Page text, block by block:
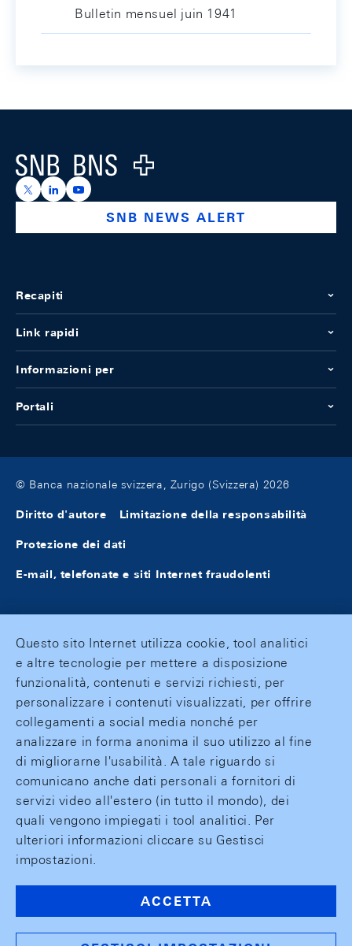
Bulletin mensuel juin 1941
Logo
https://x.com/snb_bns
https://ch.linkedin.com/company/swiss-national-
https://www.youtube.com/@swissnationalbank
SNB NEWS ALERT
Recapiti
Link rapidi
Informazioni per
Portali
© Banca nazionale svizzera, Zurigo (Svizzera) 2026
Diritto d'autore Limitazione della responsabilità
Protezione dei dati
E-mail, telefonate e siti Internet fraudolenti
Questo sito Internet utilizza cookie, tool analitici
e altre tecnologie per mettere a disposizione
funzionalità, contenuti e servizi richiesti, per
personalizzare i contenuti visualizzati, per offrire
collegamenti a social media nonché per
analizzare in forma anonima il suo utilizzo al fine
di migliorarne l'usabilità. A tale riguardo si
comunicano anche dati personali a fornitori di
servizi video all'estero (in tutto il mondo), dei
quali vengono impiegati i tool analitici. Per
ulteriori informazioni cliccare su Gestisci
impostazioni.
ACCETTA